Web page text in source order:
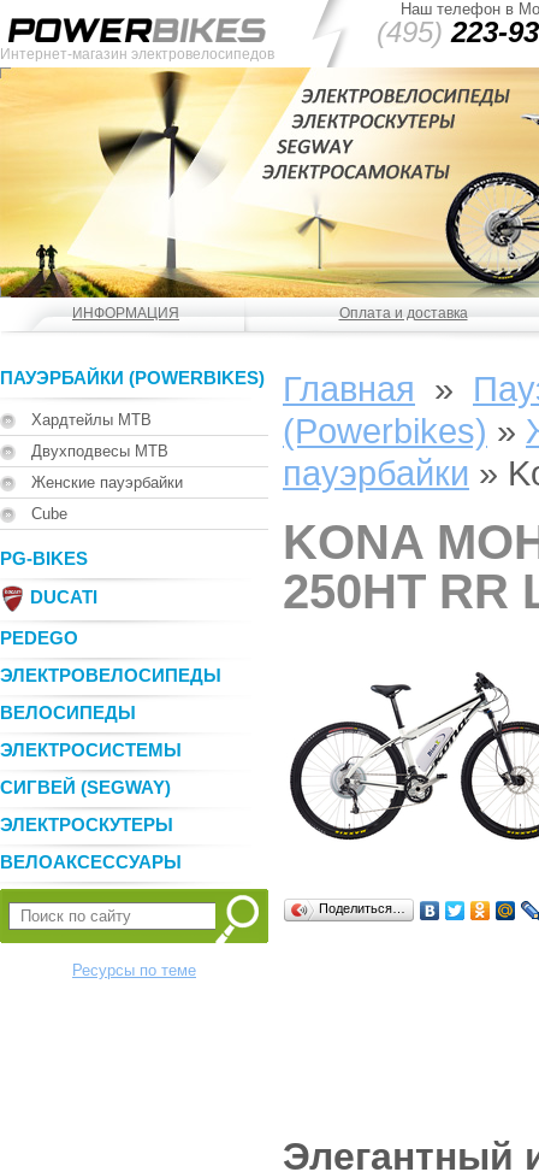
Интернет-магазин электровелосипедов
Наш телефон в
(495) 223-
ИНФОРМАЦИЯ Оплата и доставка
ПАУЭРБАЙКИ (POWERBIKES)
Хардтейлы MTB
Двухподвесы MTB
Женские пауэрбайки
Cube
PG-BIKES
DUCATI
PEDEGO
ЭЛЕКТРОВЕЛОСИПЕДЫ
ВЕЛОСИПЕДЫ
ЭЛЕКТРОСИСТЕМЫ
СИГВЕЙ (SEGWAY)
ЭЛЕКТРОСКУТЕРЫ
ВЕЛОАКСЕССУАРЫ
Ресурсы по теме
Главная »
(Powerbikes) »
пауэрбайки »
KONA
250HT RR
Поделиться…
Элегантный